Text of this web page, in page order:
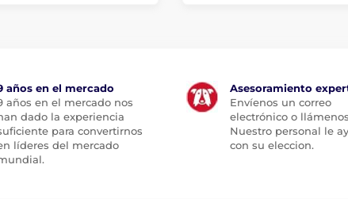
años en el mercado
años en el mercado nos
dado la experiencia
para convertirnos
líderes del mercado
Asesoramiento
Envíenos un correo
electrónico o
Nuestro personal le
con su eleccion.